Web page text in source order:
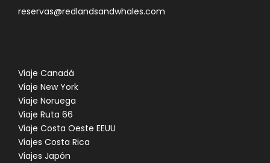
reservas@redlandsandwhales.com
Viaje Canadá
Viaje New York
Viaje Noruega
Viaje Ruta 66
Viaje Costa Oeste EEUU
Viajes Costa Rica
Viajes Japón